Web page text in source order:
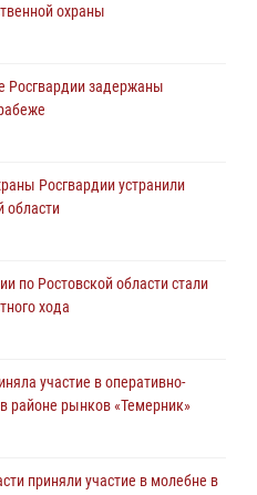
охраны
Росгвардии задержаны
Росгвардии устранили
области
по Ростовской области стали
хода
участие в оперативно-
районе рынков «Темерник»
приняли участие в молебне в